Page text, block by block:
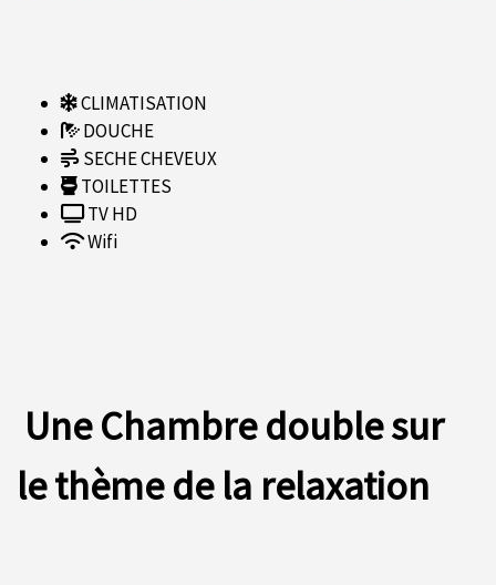
CLIMATISATION
DOUCHE
SECHE CHEVEUX
TOILETTES
TV HD
Wifi
Une Chambre double sur
le thème de la relaxation